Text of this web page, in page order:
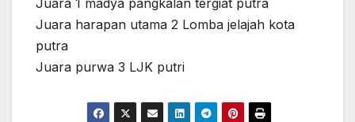
Juara harapan utama 2 Lomba jelajah kota
putra
Juara purwa 3 LJK putri